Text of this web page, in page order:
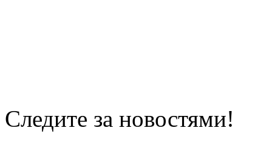
Следите за новостями!